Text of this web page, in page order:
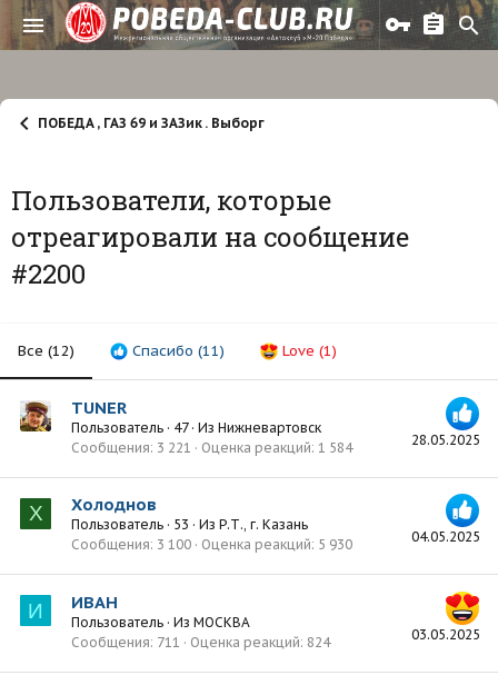
ПОБЕДА , ГАЗ 69 и ЗАЗик . Выборг
Пользователи, которые
отреагировали на сообщение
#2200
Все (12) Спасибо (11) Love (1)
28.05.2025
TUNER
Пользователь · 47 · Из Нижневартовск
Сообщения 3 221 Оценка реакций 1 584
Х
04.05.2025
Холоднов
Пользователь · 53 · Из Р.Т., г. Казань
Сообщения 3 100 Оценка реакций 5 930
И
03.05.2025
ИВАН
Пользователь · Из МОСКВА
Сообщения 711 Оценка реакций 824